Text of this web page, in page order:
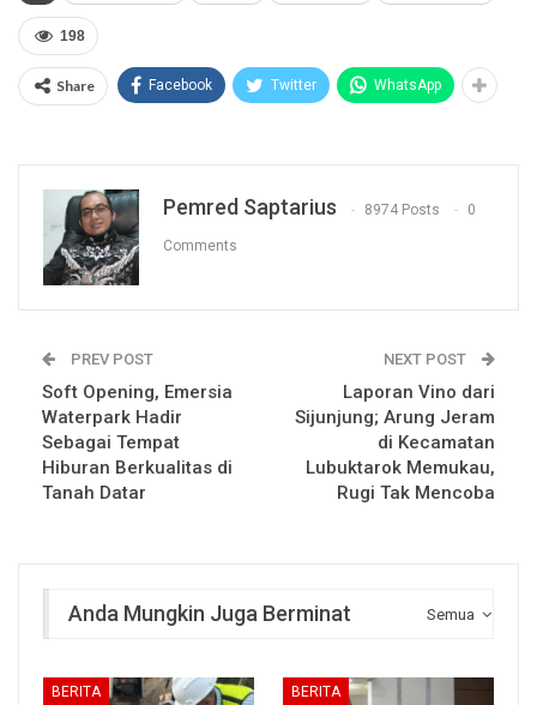
198
Share Facebook Twitter WhatsApp
Pemred Saptarius 8974 Posts 0
Comments
PREV POST
Soft Opening, Emersia
Waterpark Hadir
Sebagai Tempat
Hiburan Berkualitas di
Tanah Datar
NEXT POST
Laporan Vino dari
Sijunjung; Arung Jeram
di Kecamatan
Lubuktarok Memukau,
Rugi Tak Mencoba
Semua
Anda Mungkin Juga Berminat
BERITA BERITA